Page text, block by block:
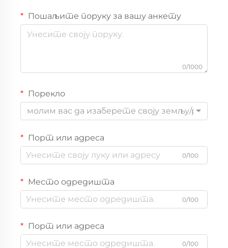
Пошаљите поруку за вашу анкету
0/1000
Порекло
молим вас да изаберете своју земљу/регион
Порт или адреса
0/100
Место одредишта
0/100
Порт или адреса
0/100